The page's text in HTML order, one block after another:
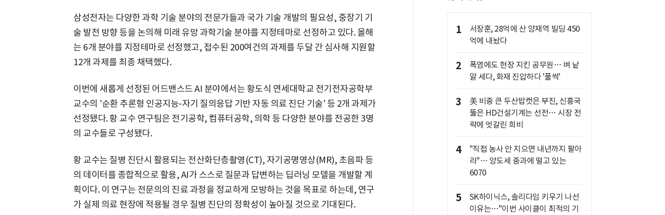
삼성전자는 다양한 과학 기술 분야의 전문가들과 국가 기술 개발의 필요성, 중장기 기
술 발전 방향 등을 논의해 미래 유망 과학기술 분야를 지정테마로 선정하고 있다. 올해
는 6개 분야를 지정테마로 선정했고, 접수된 200여건의 과제를 두달 간 심사해 지원할
12개 과제를 최종 채택했다.
이번에 새롭게 선정된 어드밴스드 AI 분야에서는 황도식 연세대학교 전기전자공학부
교수의 '순환 추론형 인공지능-자기 질의응답 기반 자동 의료 진단 기술' 등 2개 과제가
선정됐다. 황 교수 연구팀은 전기공학, 컴퓨터공학, 의학 등 다양한 분야를 전공한 3명
의 교수들로 구성됐다.
황 교수는 질병 진단시 활용되는 전산화단층촬영(CT), 자기공명영상(MR), 초음파 등
의 데이터를 종합적으로 활용, AI가 스스로 질문과 답변하는 딥러닝 모델을 개발할 계
획이다. 이 연구는 전문의의 진료 과정을 정교하게 모방하는 것을 목표로 하는데, 연구
가 실제 의료 현장에 적용될 경우 질병 진단의 정확성이 높아질 것으로 기대된다.
1
서장훈, 28억에 산 양재역 빌딩 450
억에 내놨다
2
폭염에도 현장 지킨 공무원… 벼 낱
알 세다, 화재 진압하다 '풀썩'
3
美 비중 큰 두산밥캣은 부진, 신흥국
뚫은 HD건설기계는 선전… 시장 전
략에 엇갈린 희비
4
"직접 농사 안 지으면 내년까지 팔아
라"… 양도세 중과에 떨고 있는
6070
5
SK하이닉스, 솔리다임 키우기 나선
이유는…"이번 사이클이 최적의 기